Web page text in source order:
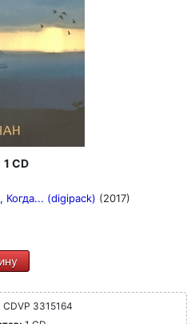
1 CD
(digipack) (2017)
CDVP 3315164